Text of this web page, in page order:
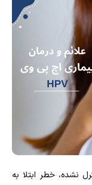
نشده، خطر ابتلا به